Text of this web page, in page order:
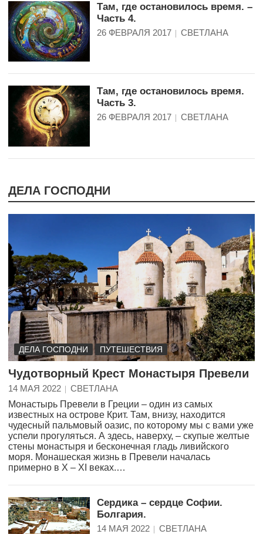
Там, где остановилось время. –
Часть 4.
26 ФЕВРАЛЯ 2017 СВЕТЛАНА
Там, где остановилось время.
Часть 3.
26 ФЕВРАЛЯ 2017 СВЕТЛАНА
ДЕЛА ГОСПОДНИ
ДЕЛА ГОСПОДНИ ПУТЕШЕСТВИЯ
Чудотворный Крест Монастыря Превели
14 МАЯ 2022
СВЕТЛАНА
Монастырь Превели в Греции – один из самых
известных на острове Крит. Там, внизу, находится
чудесный пальмовый оазис, по которому мы с вами уже
успели прогуляться. А здесь, наверху, – скупые желтые
стены монастыря и бесконечная гладь ливийского
моря. Монашеская жизнь в Превели началась
примерно в X – XI веках.…
Сердика – сердце Софии.
Болгария.
14 МАЯ 2022 СВЕТЛАНА